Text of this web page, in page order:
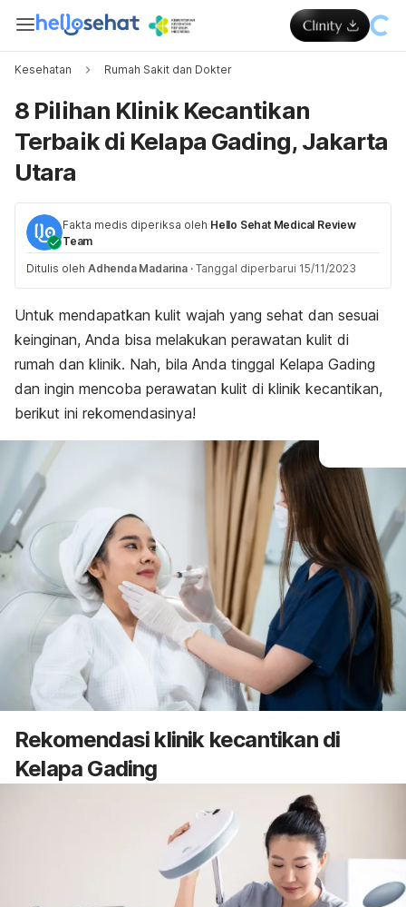
Kesehatan Rumah Sakit dan Dokter
8 Pilihan Klinik Kecantikan
Terbaik di Kelapa Gading, Jakarta
Utara
Fakta medis diperiksa oleh Hello Sehat Medical Review
Team
Ditulis oleh Adhenda Madarina · Tanggal diperbarui 15/11/2023
Untuk mendapatkan kulit wajah yang sehat dan sesuai
keinginan, Anda bisa melakukan perawatan kulit di
rumah dan klinik. Nah, bila Anda tinggal Kelapa Gading
dan ingin mencoba perawatan kulit di klinik kecantikan,
berikut ini rekomendasinya!
Rekomendasi klinik kecantikan di
Kelapa Gading